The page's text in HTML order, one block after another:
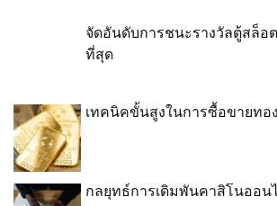
จัดอันดับการชนะรางวัลตู้สล็
ที่สุด
เทคนิคขั้นสูงในการซื้อขายทอ
กลยุทธ์การเดิมพันคาสิโนออน